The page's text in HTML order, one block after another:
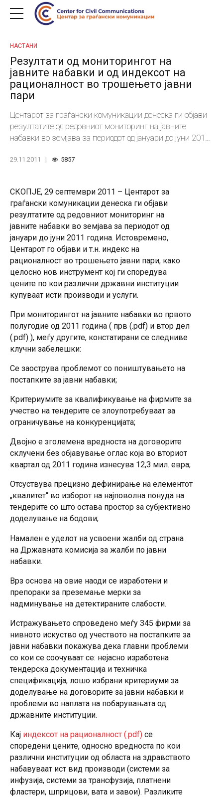
НАСТАНИ
Резултати од мониторингот на
јавните набавки и од индексот на
рационалност во трошењето јавни
пари
Центарот за граѓански комуникации денеска ги објави
резултатите од редовниот мониторинг на јавните
набавки во земјава за периодот од јануари до јуни 2011
на рационалност во трошењето јавни пари, како
производи и услуги.
29.11.2011 5857
СКОПЈЕ, 29 септември 2011 – Центарот за
граѓански комуникации денеска ги објави
резултатите од редовниот мониторинг на
јавните набавки во земјава за периодот од
јануари до јуни 2011 година. Истовремено,
Центарот го објави и т.н. индекс на
рационалност во трошењето јавни пари, како
целосно нов инструмент кој ги споредува
цените по кои различни државни институции
купуваат исти производи и услуги.
При мониторингот на јавните набавки во првото
полугодие од 2011 година ( прв (.pdf) и втор дел
(.pdf) ), меѓу другите, констатирани се следниве
клучни забелешки:
Се заострува проблемот со поништувањето на
постапките за јавни набавки;
Критериумите за квалификување на фирмите за
учество на тендерите се злоупотребуваат за
ограничување на конкуренцијата;
Двојно е зголемена вредноста на договорите
склучени без објавување оглас која во вториот
квартал од 2011 година изнесува 12,3 мил. евра;
Отсуствува прецизно дефинирање на елементот
„квалитет“ во изборот на најповолна понуда на
тендерите со што остава простор за субјективно
доделување на бодови;
Намален е уделот на усвоени жалби од страна
на Државната комисија за жалби по јавни
набавки.
Врз основа на овие наоди се изработени и
препораки за преземање мерки за
надминување на детектираните слабости.
Истражувањето спроведено меѓу 345 фирми за
нивното искуство од учеството на постапките за
јавни набавки покажува дека главни проблеми
со кои се соочуваат се: нејасно изработена
тендерска документација и техничка
спецификација, лошо избрани критериуми за
доделување на договорите за јавни набавки и
проблеми во наплата на побарувањата од
државните институции.
Кај индексот на рационалност (.pdf) се
споредени цените, односно вредноста по кои
различни институции од областа на здравството
набавуваат ист вид производи (системи за
инфузија, системи за трансфузија, платнени
фластери, шприцови, вата и завои). Разликите